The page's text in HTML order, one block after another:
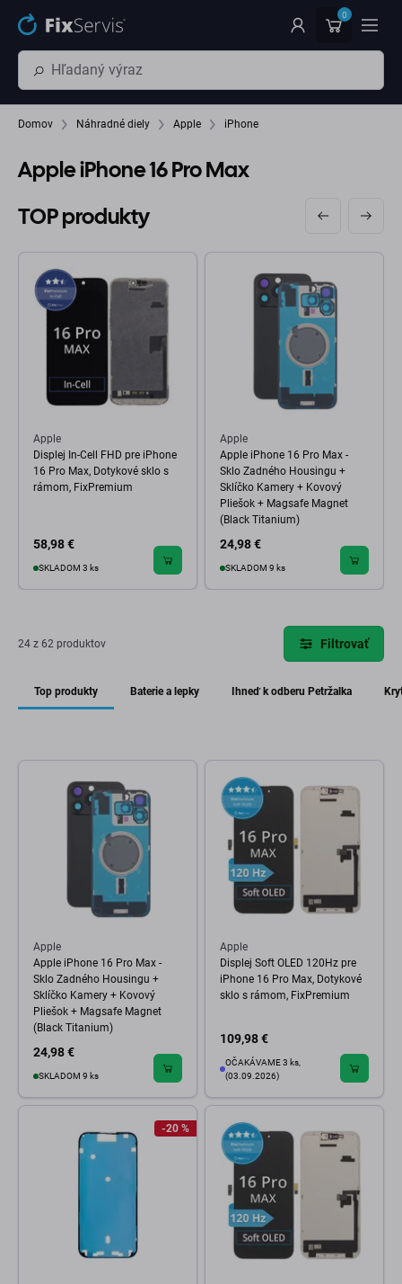
Preskočiť na hlavný obsah 0
Domov Náhradné diely Apple iPhone
Apple iPhone 16 Pro Max
TOP produkty
Apple
Displej In-Cell FHD pre iPhone
16 Pro Max, Dotykové sklo s
rámom, FixPremium
58,98 €
SKLADOM 3 ks
Apple
Apple iPhone 16 Pro Max -
Sklo Zadného Housingu +
Sklíčko Kamery + Kovový
Pliešok + Magsafe Magnet
(Black Titanium)
24,98 €
SKLADOM 9 ks
24 z 62 produktov Filtrovať
Top produkty Baterie a lepky Ihneď k odberu Petržalka
Apple
Apple iPhone 16 Pro Max -
Sklo Zadného Housingu +
Sklíčko Kamery + Kovový
Pliešok + Magsafe Magnet
(Black Titanium)
24,98 €
SKLADOM 9 ks
Apple
Displej Soft OLED 120Hz pre
iPhone 16 Pro Max, Dotykové
sklo s rámom, FixPremium
109,98 €
OČAKÁVAME 3 ks,
(03.09.2026)
-20 %